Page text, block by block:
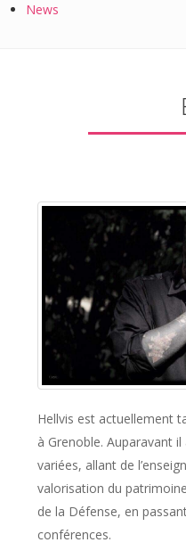
News
Hellvis est actuellement
à Grenoble. Auparavant
variées, allant de
valorisation du
de la Défense, en
conférences.